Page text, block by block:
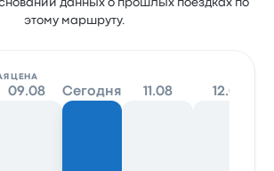
данных о прошлых поездках по
этому маршруту.
ЦЕНА
09.08 Сегодня 11.08 12.08